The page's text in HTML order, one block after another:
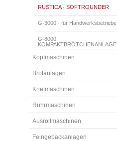
RUSTICA - SOFTROUNDER
G-3000 - für Handwerksbetriebe
G-8000
KOMPAKTBRÖTCHENANLAGE
Kopfmaschinen
Brotanlagen
Knetmaschinen
Rührmaschinen
Ausrollmaschinen
Feingebäckanlagen